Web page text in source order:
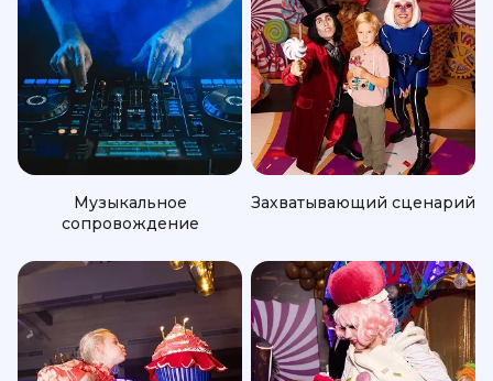
Музыкальное
сопровождение
Захватывающий сценарий